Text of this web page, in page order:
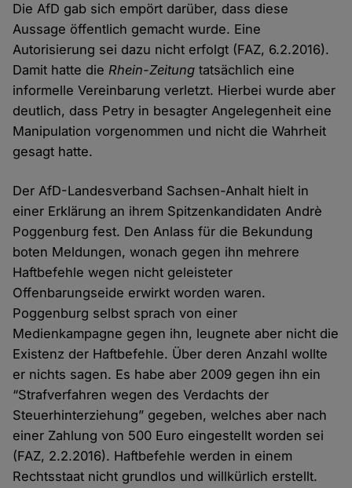
Die AfD gab sich empört darüber, dass diese
Aussage öffentlich gemacht wurde. Eine
Autorisierung sei dazu nicht erfolgt (FAZ, 6.2.2016).
Damit hatte dieRhein-Zeitung tatsächlich eine
informelle Vereinbarung verletzt. Hierbei wurde aber
deutlich, dass Petry in besagter Angelegenheit eine
Manipulation vorgenommen und nicht die Wahrheit
gesagt hatte.
Der AfD-Landesverband Sachsen-Anhalt hielt in
einer Erklärung an ihrem Spitzenkandidaten Andrè
Poggenburg fest. Den Anlass für die Bekundung
boten Meldungen, wonach gegen ihn mehrere
Haftbefehle wegen nicht geleisteter
Offenbarungseide erwirkt worden waren.
Poggenburg selbst sprach von einer
Medienkampagne gegen ihn, leugnete aber nicht die
Existenz der Haftbefehle. Über deren Anzahl wollte
er nichts sagen. Es habe aber 2009 gegen ihn ein
“Strafverfahren wegen des Verdachts der
Steuerhinterziehung” gegeben, welches aber nach
einer Zahlung von 500 Euro eingestellt worden sei
(FAZ, 2.2.2016). Haftbefehle werden in einem
Rechtsstaat nicht grundlos und willkürlich erstellt.